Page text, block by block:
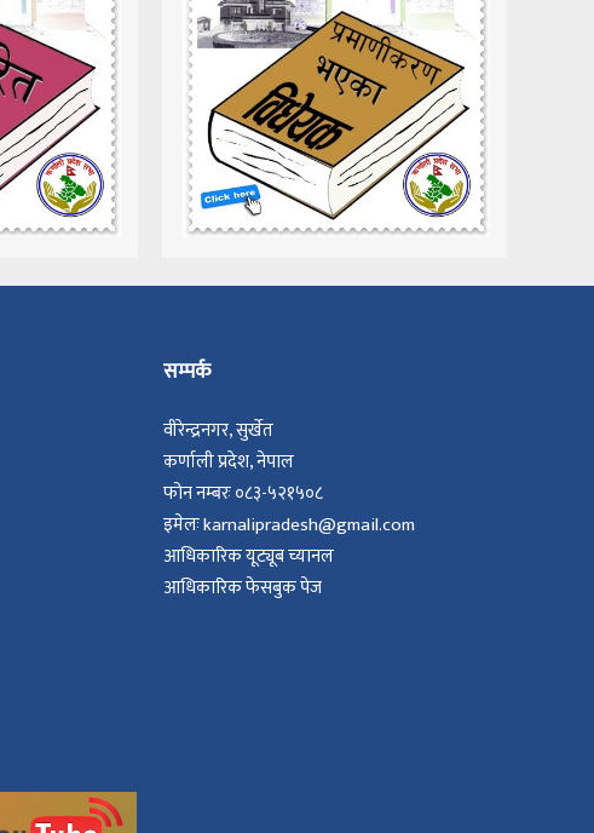
सम्पर्क
वीरेन्द्रनगर, सुर्खेत
कर्णाली प्रदेश, नेपाल
फोन नम्बरः ०८३-५२१५०८
इमेलः karnalipradesh@gmail.com
आधिकारिक यूट्यूब च्यानल
आधिकारिक फेसबुक पेज